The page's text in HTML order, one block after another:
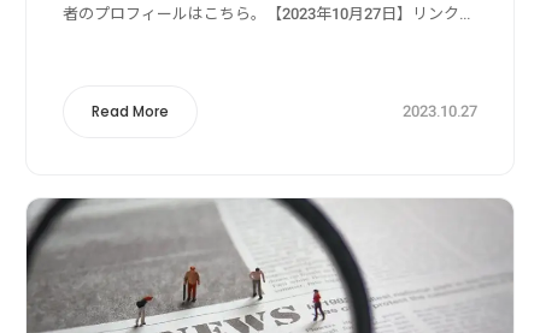
2023.10.27
者のプロフィールはこちら。【2023年10月27日】リンク
Read More